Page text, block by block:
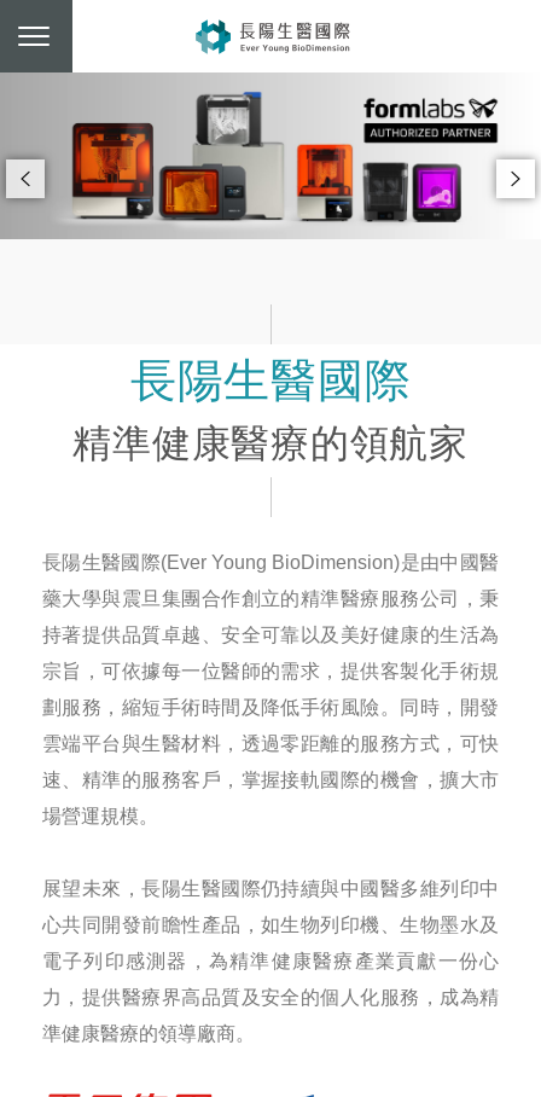
長陽生醫國際
精準健康醫療的領航家
長陽生醫國際(Ever Young BioDimension)是由中國醫
藥大學與震旦集團合作創立的精準醫療服務公司，秉
持著提供品質卓越、安全可靠以及美好健康的生活為
宗旨，可依據每一位醫師的需求，提供客製化手術規
劃服務，縮短手術時間及降低手術風險。同時，開發
雲端平台與生醫材料，透過零距離的服務方式，可快
速、精準的服務客戶，掌握接軌國際的機會，擴大市
場營運規模。
展望未來，長陽生醫國際仍持續與中國醫多維列印中
心共同開發前瞻性產品，如生物列印機、生物墨水及
電子列印感測器，為精準健康醫療產業貢獻一份心
力，提供醫療界高品質及安全的個人化服務，成為精
準健康醫療的領導廠商。